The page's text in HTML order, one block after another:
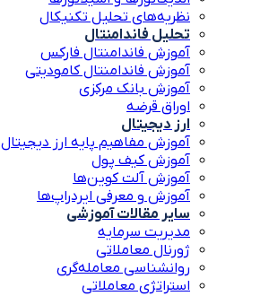
نظریه‌های تحلیل تکنیکال
تحلیل فاندامنتال
آموزش فاندامنتال فارکس
آموزش فاندامنتال کامودیتی
آموزش بانک مرکزی
اوراق قرضه
ارز دیجیتال
آموزش مفاهیم پایه ارز دیجیتال
آموزش کیف پول
آموزش آلت کوین‌ها
آموزش و معرفی ایردراپ‌ها
سایر مقالات آموزشی
مدیریت سرمایه
ژورنال معاملاتی
روانشناسی معامله‌گری
استراتژی معاملاتی